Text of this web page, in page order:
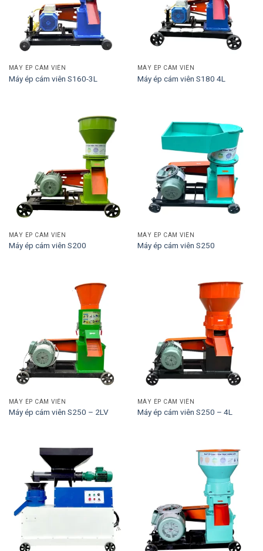
MÁY ÉP CÁM VIÊN
Máy ép cám viên S160-3L
MÁY ÉP CÁM VIÊN
Máy ép cám viên S180 4L
MÁY ÉP CÁM VIÊN
Máy ép cám viên S200
MÁY ÉP CÁM VIÊN
Máy ép cám viên S250
MÁY ÉP CÁM VIÊN
Máy ép cám viên S250 – 2LV
MÁY ÉP CÁM VIÊN
Máy ép cám viên S250 – 4L